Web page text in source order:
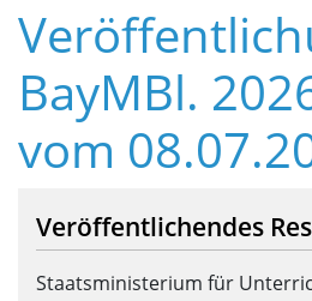
BayMBl.
vom
Veröffentlichendes
Staatsministerium für